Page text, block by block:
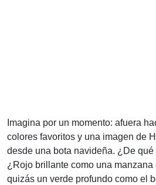
Imagina por un momento: afuera
colores favoritos y una imagen de
desde una bota navideña. ¿De
¿Rojo brillante como una
quizás un verde profundo como el